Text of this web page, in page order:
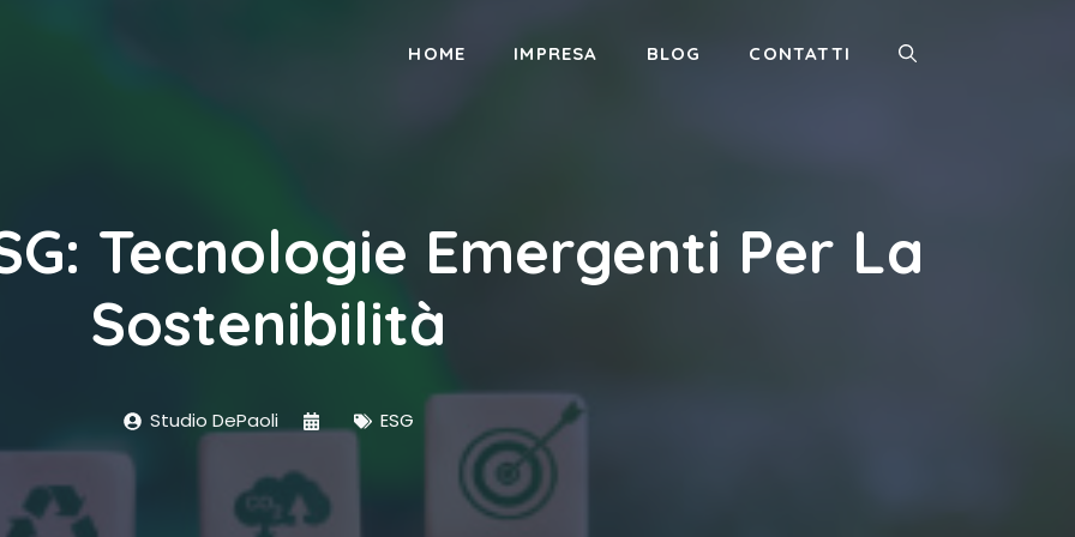
HOME IMPRESA BLOG CONTATTI
Tecnologie Emergenti Per La
Sostenibilità
Studio DePaoli ESG